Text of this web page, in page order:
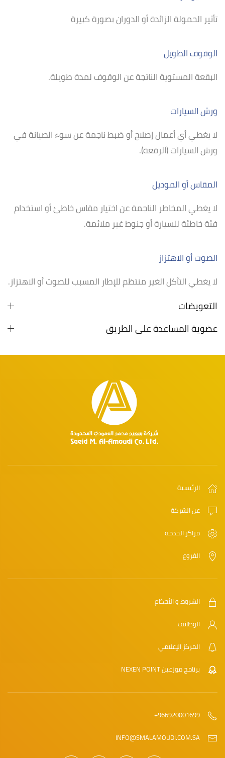
تأثير الحمولة الزائدة أو الدوران بصورة كبيرة
الوقوف الطويل
البقعة المستوية الناتجة عن الوقوف لمدة طويلة.
ورش السيارات
لا يغطي أي أعمال إصلاح أو ضبط ناجمة عن سوء الصيانة في
ورش السيارات (الرقعة).
المقاس أو الموديل
لا يغطي المخاطر الناجمة عن اختيار مقاس خاطئ أو استخدام
فئة خاطئة للسيارة أو جنوط غير ملائمة.
الصوت أو الاهتزاز
لا يغطي التآكل الغير منتظم للإطار المسبب للصوت أو الاهتزاز.
التعويضات
عضوية المساعدة على الطريق
الرئيسية
عن الشركة
مراكز الخدمة
الفروع
الشروط و الأحكام
الوظائف
المركز الإعلامي
برنامج موزعين NEXEN POINT
966920001699+
INFO@SMALAMOUDI.COM.SA